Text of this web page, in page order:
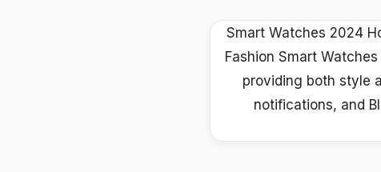
Smart Watches 2024
Fashion Smart
providing both style
notifications, and